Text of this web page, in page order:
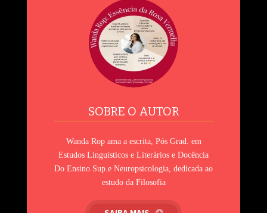
SOBRE O AUTOR
Wanda Rop ama a escrita, Pós Grad. em
Estudos Linguísticos e Literários e Docência
Do Ensino Sup.e Neuropsicologia, dedicada ao
estudo da Filosofia